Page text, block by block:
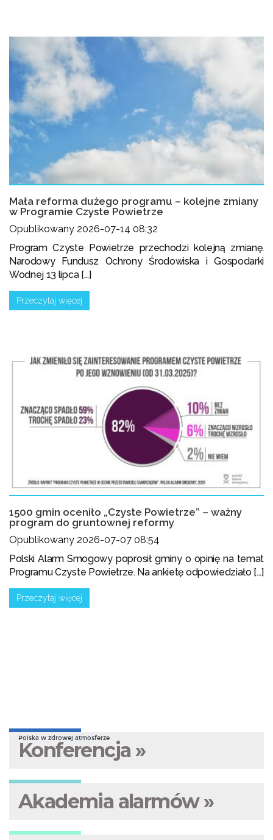
Mała reforma dużego programu – kolejne zmiany
w Programie Czyste Powietrze
Opublikowany 2026-07-14 08:32
Program Czyste Powietrze przechodzi kolejną zmianę.
Narodowy Fundusz Ochrony Środowiska i Gospodarki
Wodnej 13 lipca [...]
Przeczytaj więcej
1500 gmin oceniło „Czyste Powietrze” – ważny
program do gruntownej reformy
Opublikowany 2026-07-07 08:54
Polski Alarm Smogowy poprosił gminy o opinię na temat
Programu Czyste Powietrze. Na ankietę odpowiedziało [...]
Przeczytaj więcej
Polska w zdrowej atmosferze
Konferencja »
Akademia alarmów »